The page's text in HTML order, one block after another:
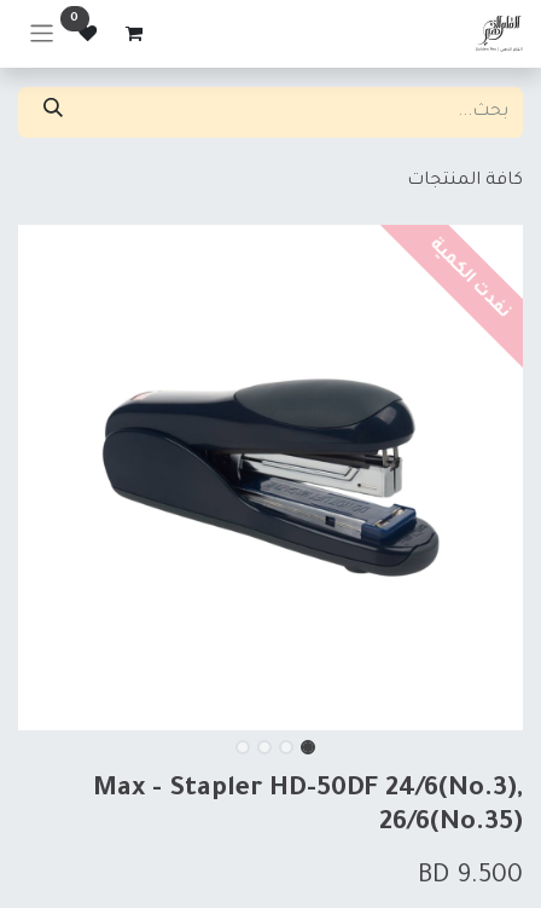
تخطي للذهاب إلى المحتوى 0
كافة المنتجات
نفدت الكمية
Max - Stapler HD-50DF 24/6(No.3),
26/6(No.35)
9.500